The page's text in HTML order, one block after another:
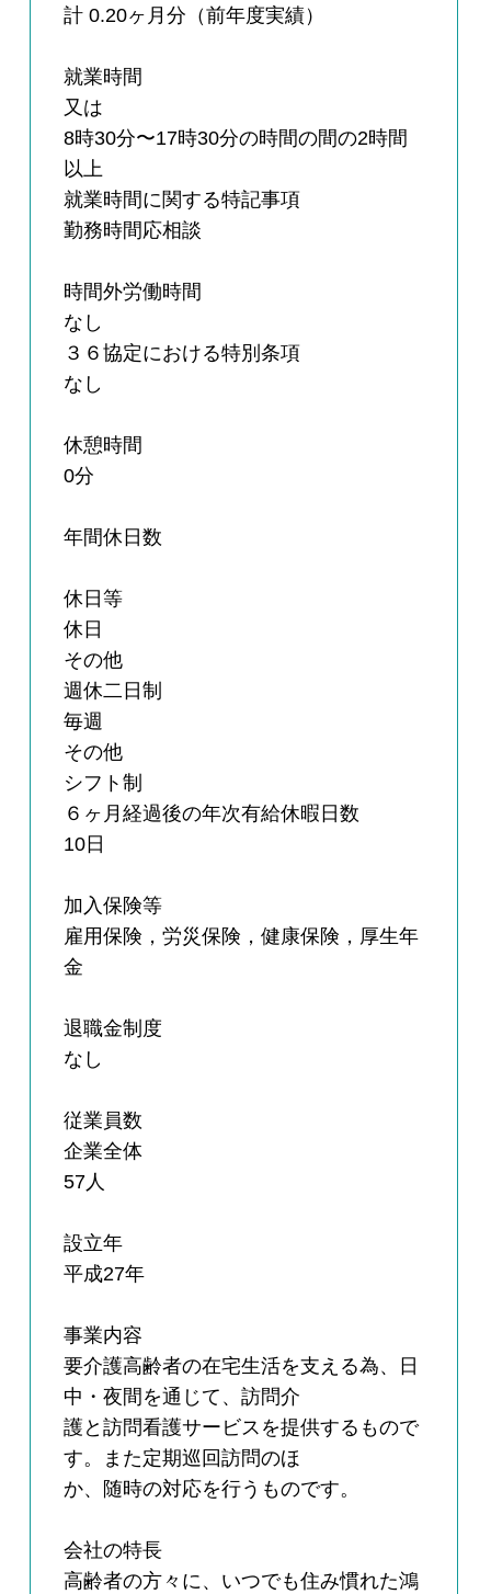
計 0.20ヶ月分（前年度実績）
就業時間
又は
8時30分〜17時30分の時間の間の2時間
以上
就業時間に関する特記事項
勤務時間応相談
時間外労働時間
なし
３６協定における特別条項
なし
休憩時間
0分
年間休日数
休日等
休日
その他
週休二日制
毎週
その他
シフト制
６ヶ月経過後の年次有給休暇日数
10日
加入保険等
雇用保険，労災保険，健康保険，厚生年
金
退職金制度
なし
従業員数
企業全体
57人
設立年
平成27年
事業内容
要介護高齢者の在宅生活を支える為、日
中・夜間を通じて、訪問介
護と訪問看護サービスを提供するもので
す。また定期巡回訪問のほ
か、随時の対応を行うものです。
会社の特長
高齢者の方々に、いつでも住み慣れた鴻